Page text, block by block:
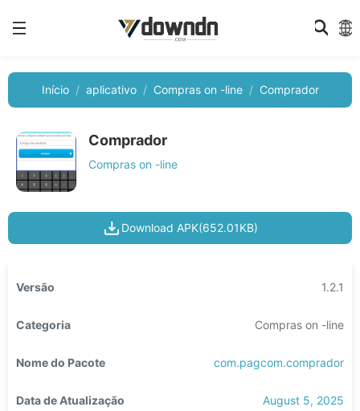
Início aplicativo Compras on -line Comprador
Comprador
Compras on -line
Download APK(652.01KB)
Versão 1.2.1
Categoria Compras on -line
Nome do Pacote com.pagcom.comprador
Data de Atualização August 5, 2025